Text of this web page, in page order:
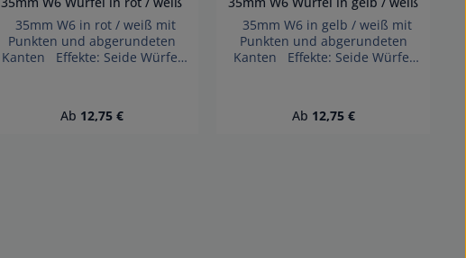
35mm W6 in rot / weiß mit
Punkten und abgerundeten
Kanten Effekte: Seide Würfel
3 Jahren geeignet.
Regulärer Preis:
Ab 12,75 €
35mm W6 in gelb / weiß mit
Punkten und abgerundeten
Kanten Effekte: Seide Würfel
3 Jahren geeignet.
Regulärer Preis:
Ab 12,75 €